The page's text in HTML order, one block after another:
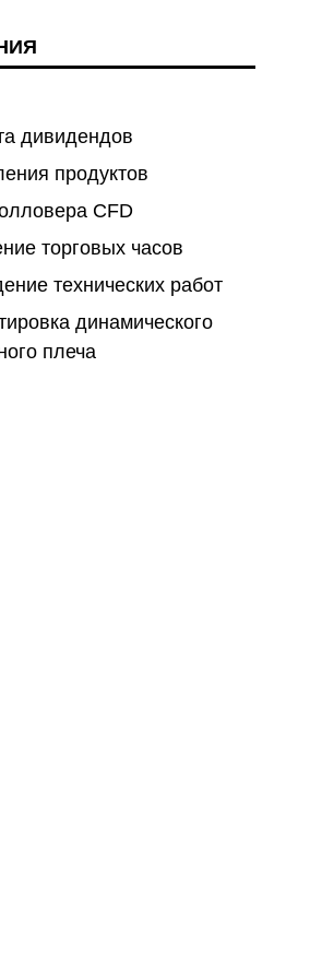
дивидендов
продуктов
CFD
торговых часов
технических работ
динамического
плеча